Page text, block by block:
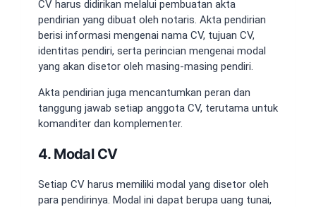
CV harus didirikan melalui pembuatan akta
pendirian yang dibuat oleh notaris. Akta pendirian
berisi informasi mengenai nama CV, tujuan CV,
identitas pendiri, serta perincian mengenai modal
yang akan disetor oleh masing-masing pendiri.
Akta pendirian juga mencantumkan peran dan
tanggung jawab setiap anggota CV, terutama untuk
komanditer dan komplementer.
4. Modal CV
Setiap CV harus memiliki modal yang disetor oleh
para pendirinya. Modal ini dapat berupa uang tunai,